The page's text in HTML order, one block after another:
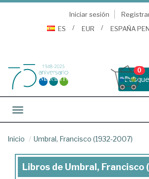
Iniciar sesión
ES
EUR ESPAÑA
0
Toggle navigation
Inicio Umbral, Francisco (1932-2007)
Libros
Libros de Umbral,